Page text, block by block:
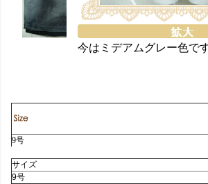
今はミデアムグレー色です
9号
サイズ
9号